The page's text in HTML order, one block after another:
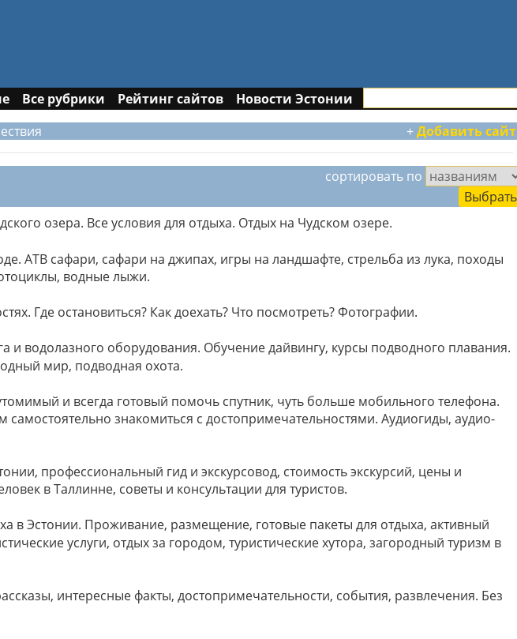
Все рубрики Рейтинг сайтов
Новости Эстонии
+Добавить сайт
сортировать по
озера. Все условия для отдыха. Отдых на Чудском озере.
АТВ сафари, сафари на джипах, игры на ландшафте, стрельба из лука, походы
водные лыжи.
Где остановиться? Как доехать? Что посмотреть? Фотографии.
и водолазного оборудования. Обучение дайвингу, курсы подводного плавания.
мир, подводная охота.
и всегда готовый помочь спутник, чуть больше мобильного телефона.
знакомиться с достопримечательностями. Аудиогиды, аудио-
профессиональный гид и экскурсовод, стоимость экскурсий, цены и
в Таллинне, советы и консультации для туристов.
в Эстонии. Проживание, размещение, готовые пакеты для отдыха, активный
услуги, отдых за городом, туристические хутора, загородный туризм в
интересные факты, достопримечательности, события, развлечения. Без